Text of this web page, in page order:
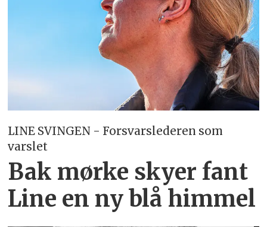
LINE SVINGEN - Forsvarslederen som
varslet
Bak mørke skyer fant
Line en ny blå himmel